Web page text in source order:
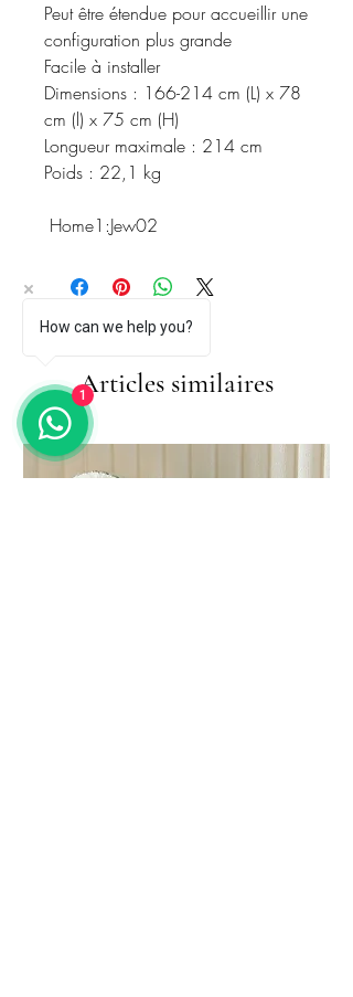
Peut être étendue pour accueillir une
configuration plus grande
Facile à installer
Dimensions : 166-214 cm (L) x 78
cm (l) x 75 cm (H)
Longueur maximale : 214 cm
Poids : 22,1 kg
Home1:Jew02
Articles similaires
How can we help you?
1